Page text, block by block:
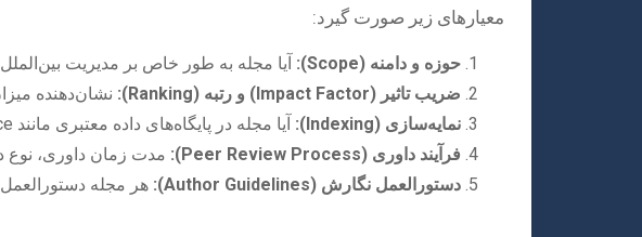
معیارهای زیر صورت گیرد:
حوزه و دامنه (Scope):
آیا مجله به طور خاص بر مدیریت
ضریب تاثیر (Impact Factor) و رتبه (Ranking):
نشان‌دهنده
نمایه‌سازی (Indexing):
آیا مجله در پایگاه‌های داده معتبری مانند Scopus، Web of Science یا PubMed نمایه‌سازی شده است؟
فرآیند داوری (Peer Review Process):
مدت زمان داوری، نوع
دستورالعمل نگارش (Author Guidelines):
هر مجله